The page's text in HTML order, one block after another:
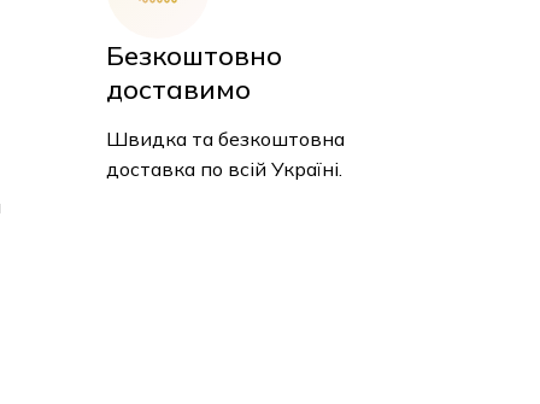
Безкоштовно
доставимо
Швидка та безкоштовна
доставка по всій Україні.